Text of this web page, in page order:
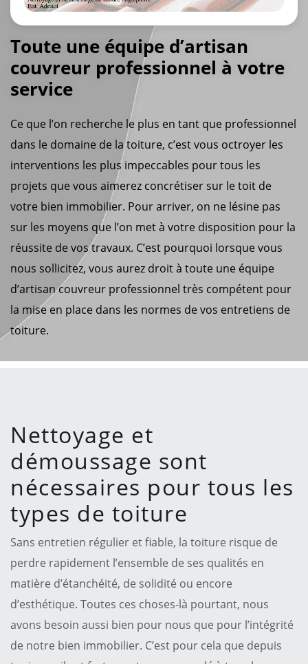
Toute une équipe d’artisan
couvreur professionnel à votre
service
Ce que l’on recherche le plus en tant que professionnel
dans le domaine de la toiture, c’est vous octroyer les
interventions les plus impeccables pour tous les
projets que vous aimerez concrétiser sur le toit de
votre bien immobilier. Pour arriver, on ne lésine pas
sur les moyens que l’on met à votre disposition pour la
réussite de vos travaux. C’est pourquoi lorsque vous
nous sollicitez, vous aurez droit à toute une équipe
d’artisan couvreur professionnel très compétent pour
la mise en place dans les normes de vos entretiens de
toiture.
Nettoyage et
démoussage sont
nécessaires pour tous les
types de toiture
Sans entretien régulier et fiable, la toiture risque de
perdre rapidement l’ensemble de ses qualités en
matière d’étanchéité, de solidité ou encore
d’esthétique. Toutes ces choses-là pourtant, nous
avons besoin aussi bien pour nous que pour l’intégrité
de notre bien immobilier. C’est pour cela que depuis